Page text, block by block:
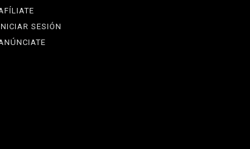
AFÍLIATE
INICIAR SESIÓN
ANÚNCIATE